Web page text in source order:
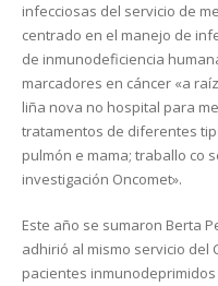
infecciosas del servicio de
centrado en el manejo de
de inmunodeficiencia
marcadores en cáncer «a
liña nova no hospital para
tratamentos de diferentes
pulmón e mama; traballo co
investigación Oncomet».
Este año se sumaron Berta
adhirió al mismo servicio del
pacientes